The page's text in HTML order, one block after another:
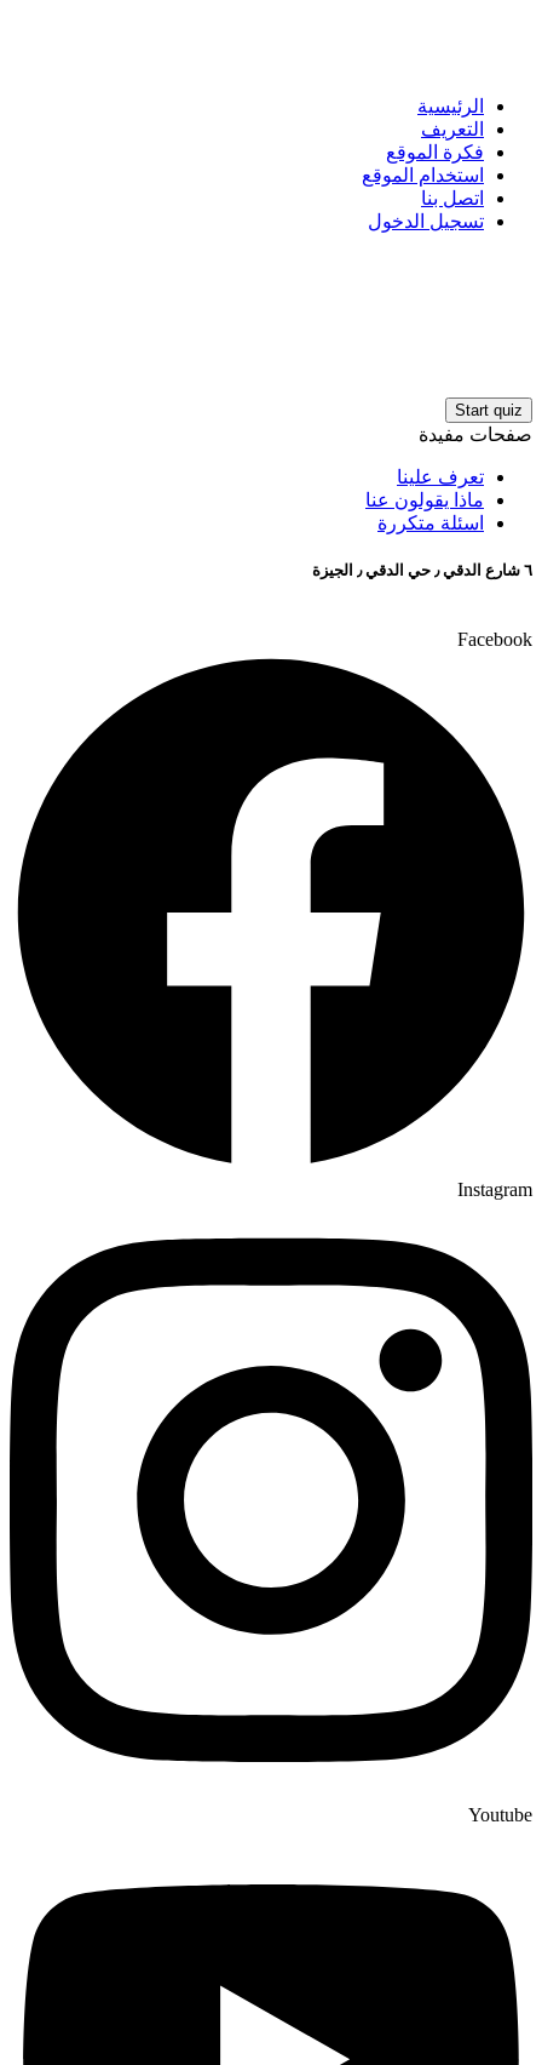
الرئيسية
التعريف
فكرة الموقع
استخدام الموقع
اتصل بنا
تسجيل الدخول
صفحات مفيدة
تعرف علينا
ماذا يقولون عنا
اسئلة متكررة
٦ شارع الدقي ٫ حي الدقي ٫ الجيزة
Facebook
Instagram
Youtube